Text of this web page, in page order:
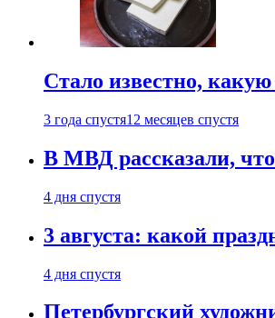
Стало известно,
3 года спустя12 месяцев спустя
В МВД рассказали, что
4 дня спустя
3 августа: какой
4 дня спустя
Петербургский